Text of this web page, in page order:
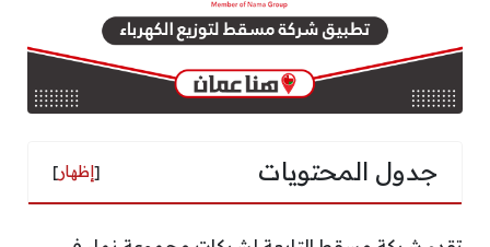
جدول المحتويات [إظهار]